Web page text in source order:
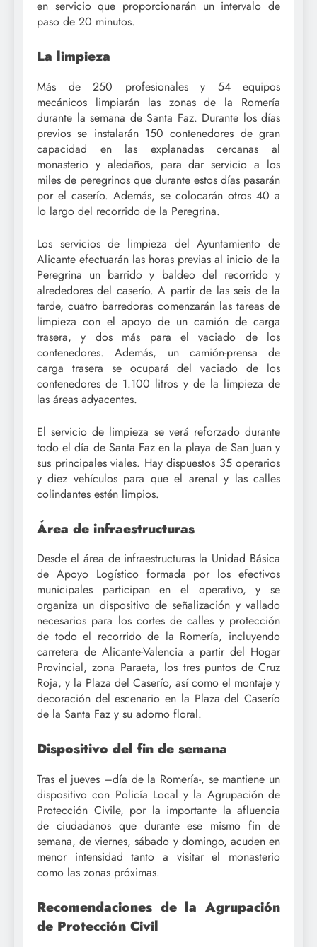
en servicio que proporcionarán un intervalo de
paso de 20 minutos.
La limpieza
Más de 250 profesionales y 54 equipos
mecánicos limpiarán las zonas de la Romería
durante la semana de Santa Faz. Durante los días
previos se instalarán 150 contenedores de gran
capacidad en las explanadas cercanas al
monasterio y aledaños, para dar servicio a los
miles de peregrinos que durante estos días pasarán
por el caserío. Además, se colocarán otros 40 a
lo largo del recorrido de la Peregrina.
Los servicios de limpieza del Ayuntamiento de
Alicante efectuarán las horas previas al inicio de la
Peregrina un barrido y baldeo del recorrido y
alrededores del caserío. A partir de las seis de la
tarde, cuatro barredoras comenzarán las tareas de
limpieza con el apoyo de un camión de carga
trasera, y dos más para el vaciado de los
contenedores. Además, un camión-prensa de
carga trasera se ocupará del vaciado de los
contenedores de 1.100 litros y de la limpieza de
las áreas adyacentes.
El servicio de limpieza se verá reforzado durante
todo el día de Santa Faz en la playa de San Juan y
sus principales viales. Hay dispuestos 35 operarios
y diez vehículos para que el arenal y las calles
colindantes estén limpios.
Área de infraestructuras
Desde el área de infraestructuras la Unidad Básica
de Apoyo Logístico formada por los efectivos
municipales participan en el operativo, y se
organiza un dispositivo de señalización y vallado
necesarios para los cortes de calles y protección
de todo el recorrido de la Romería, incluyendo
carretera de Alicante-Valencia a partir del Hogar
Provincial, zona Paraeta, los tres puntos de Cruz
Roja, y la Plaza del Caserío, así como el montaje y
decoración del escenario en la Plaza del Caserío
de la Santa Faz y su adorno floral.
Dispositivo del fin de semana
Tras el jueves –día de la Romería-, se mantiene un
dispositivo con Policía Local y la Agrupación de
Protección Civile, por la importante la afluencia
de ciudadanos que durante ese mismo fin de
semana, de viernes, sábado y domingo, acuden en
menor intensidad tanto a visitar el monasterio
como las zonas próximas.
Recomendaciones de la Agrupación
de Protección Civil